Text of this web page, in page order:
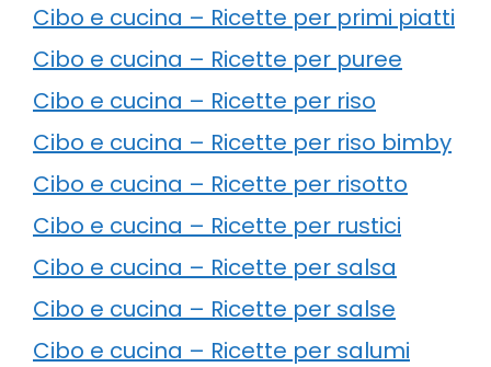
Cibo e cucina – Ricette per primi piatti
Cibo e cucina – Ricette per puree
Cibo e cucina – Ricette per riso
Cibo e cucina – Ricette per riso bimby
Cibo e cucina – Ricette per risotto
Cibo e cucina – Ricette per rustici
Cibo e cucina – Ricette per salsa
Cibo e cucina – Ricette per salse
Cibo e cucina – Ricette per salumi